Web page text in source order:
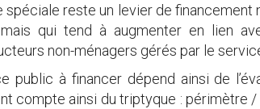
spéciale reste un levier de
qui tend à augmenter en lien
non-ménagers gérés par le
public à financer dépend ainsi de
compte ainsi du triptyque : périmètre